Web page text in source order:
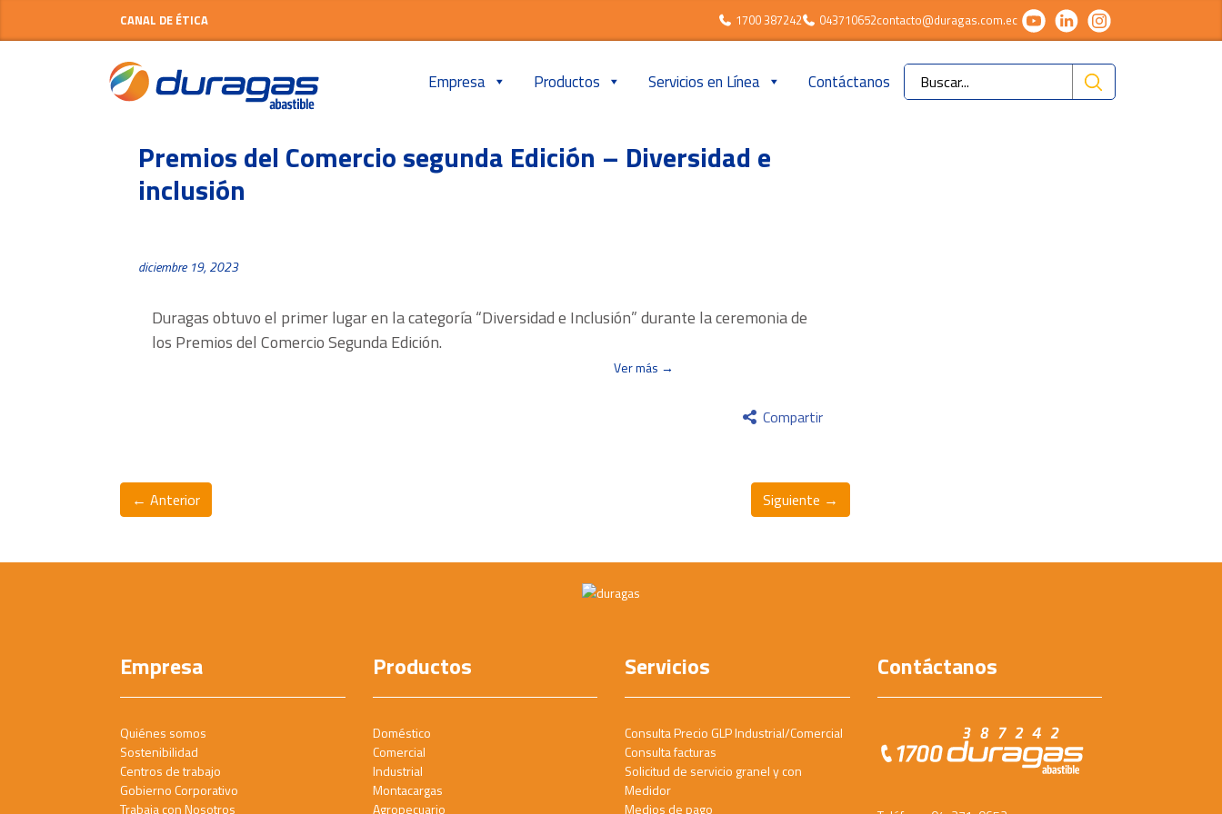
CANAL DE ÉTICA 1700 387242 043710652contacto@duragas.com.ec
Empresa Productos Servicios en Línea Contáctanos Ok
Premios del Comercio segunda Edición – Diversidad e
inclusión
diciembre 19, 2023
Duragas obtuvo el primer lugar en la categoría “Diversidad e Inclusión” durante la ceremonia de
los Premios del Comercio Segunda Edición.
Ver más →
Compartir
← Anterior Siguiente →
Empresa
Quiénes somos
Sostenibilidad
Centros de trabajo
Gobierno Corporativo
Trabaja con Nosotros
Productos
Doméstico
Comercial
Industrial
Montacargas
Agropecuario
Servicios
Consulta Precio GLP Industrial/Comercial
Consulta facturas
Solicitud de servicio granel y con
Medidor
Medios de pago
Contáctanos